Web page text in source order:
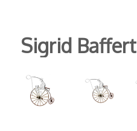
Sigrid Baffert